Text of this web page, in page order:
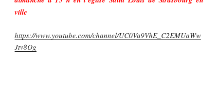
ville
https://www.youtube.com/channel/UC0Va9VhE_C2EMUaWw
Jtv8Og